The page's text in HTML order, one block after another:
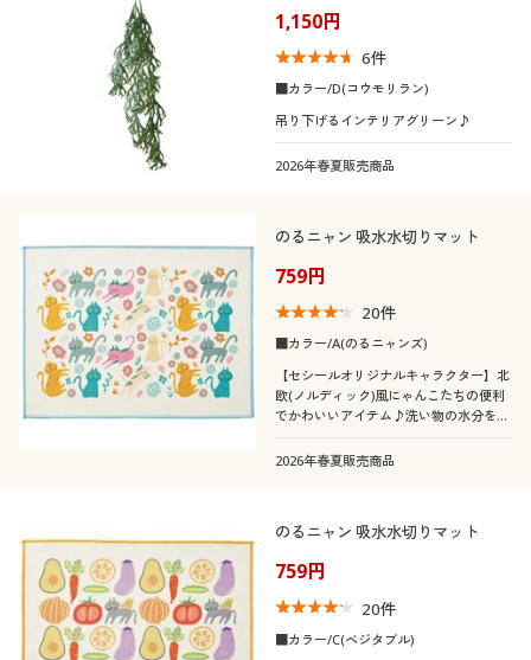
1,150円
6件
■カラー/D(コウモリラン)
吊り下げるインテリアグリーン♪
2026年春夏販売商品
のるニャン 吸水水切りマット
759円
20件
■カラー/A(のるニャンズ)
【セシールオリジナルキャラクター】北
欧(ノルディック)風にゃんこたちの便利
でかわいいアイテム♪洗い物の水分をサ
水切りマットです。シンクなどの水気を
2026年春夏販売商品
のるニャン 吸水水切りマット
759円
20件
■カラー/C(ベジタブル)